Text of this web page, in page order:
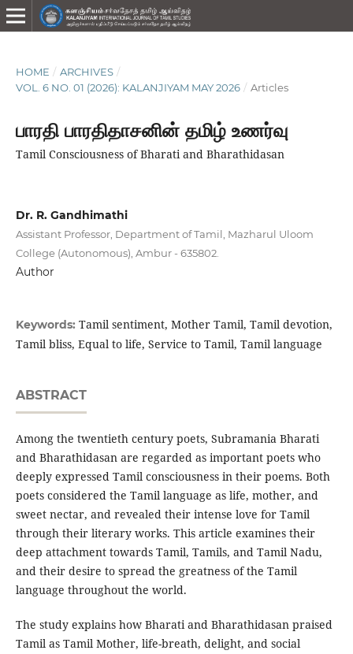
HOME / ARCHIVES /
VOL. 6 NO. 01 (2026): KALANJIYAM MAY 2026 / Articles
பாரதி பாரதிதாசனின் தமிழ் உணர்வு
Tamil Consciousness of Bharati and Bharathidasan
Dr. R. Gandhimathi
Assistant Professor, Department of Tamil, Mazharul Uloom
College (Autonomous), Ambur - 635802.
Author
Keywords: Tamil sentiment, Mother Tamil, Tamil devotion,
Tamil bliss, Equal to life, Service to Tamil, Tamil language
ABSTRACT
Among the twentieth century poets, Subramania Bharati
and Bharathidasan are regarded as important poets who
deeply expressed Tamil consciousness in their poems. Both
poets considered the Tamil language as life, mother, and
sweet nectar, and revealed their intense love for Tamil
through their literary works. This article examines their
deep attachment towards Tamil, Tamils, and Tamil Nadu,
and their desire to spread the greatness of the Tamil
language throughout the world.
The study explains how Bharati and Bharathidasan praised
Tamil as Tamil Mother, life-breath, delight, and social